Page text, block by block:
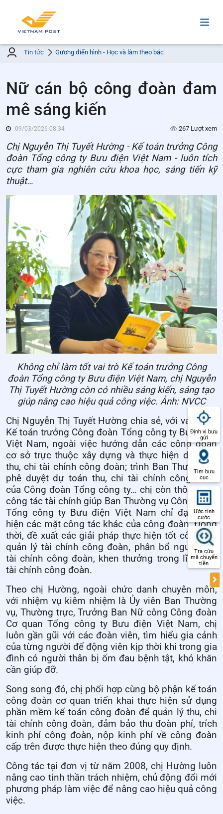
Tin tức Gương điển hình - Học và làm theo bác
Nữ cán bộ công đoàn đam
mê sáng kiến
09/03/2026 08:34 267 Lượt xem
Chị Nguyễn Thị Tuyết Hường - Kế toán trưởng Công
đoàn Tổng công ty Bưu điện Việt Nam - luôn tích
cực tham gia nghiên cứu khoa học, sáng tiến kỹ
thuật…
Không chỉ làm tốt vai trò Kế toán trưởng Công
đoàn Tổng công ty Bưu điện Việt Nam, chị Nguyễn
Thị Tuyết Hường còn có nhiều sáng kiến, sáng tạo
giúp nâng cao hiệu quả công việc. Ảnh: NVCC
Chị Nguyễn Thị Tuyết Hường chia sẻ, với vai trò là
Kế toán trưởng Công đoàn Tổng công ty Bưu điện
Việt Nam, ngoài việc hướng dẫn các công đoàn
cơ sở trực thuộc xây dựng và thực hiện dự toán
thu, chi tài chính công đoàn; trình Ban Thường vụ
phê duyệt dự toán thu, chi tài chính công đoàn
của Công đoàn Tổng công ty… chị còn thông qua
công tác tài chính giúp Ban Thường vụ Công đoàn
Tổng công ty Bưu điện Việt Nam chỉ đạo thực
hiện các mặt công tác khác của công đoàn. Đồng
thời, đề xuất các giải pháp thực hiện tốt công tác
quản lý tài chính công đoàn, phân bổ nguồn thu
tài chính công đoàn, khen thưởng trong lĩnh vực
tài chính công đoàn.
Theo chị Hường, ngoài chức danh chuyên môn,
với nhiệm vụ kiêm nhiệm là Ủy viên Ban Thường
vụ, Thường trực, Trưởng Ban Nữ công Công đoàn
Cơ quan Tổng công ty Bưu điện Việt Nam, chị
luôn gần gũi với các đoàn viên, tìm hiểu gia cảnh
của từng người để động viên kịp thời khi trong gia
đình có người thân bị ốm đau bệnh tật, khó khăn
cần giúp đỡ.
Song song đó, chị phối hợp cùng bộ phận kế toán
công đoàn cơ quan triển khai thực hiện sử dụng
phần mềm kế toán công đoàn để quản lý thu, chi
tài chính công đoàn, đảm bảo thu đoàn phí, trích
kinh phí công đoàn, nộp kinh phí về công đoàn
cấp trên được thực hiện theo đúng quy định.
Công tác tại đơn vị từ năm 2008, chị Hường luôn
nâng cao tinh thần trách nhiệm, chủ động đổi mới
phương pháp làm việc để nâng cao hiệu quả công
việc.
Định vị bưu
gửi
Tìm bưu
cục
Ước tính
cước
Tra cứu
mã chuyển
tiền